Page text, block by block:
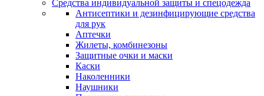
Средства индивидуальной защиты и спецодежда
Антисептики и дезинфицирующие средства
для рук
Аптечки
Жилеты, комбинезоны
Защитные очки и маски
Каски
Наколенники
Наушники